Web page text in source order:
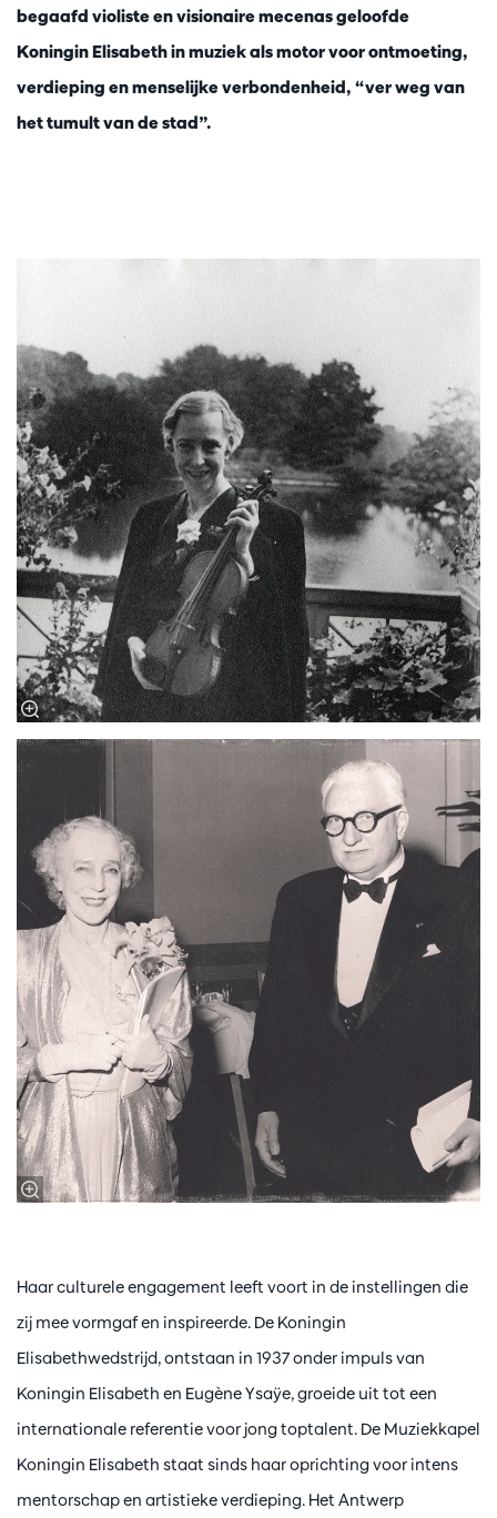
begaafd violiste en visionaire mecenas geloofde
Koningin Elisabeth in muziek als motor voor ontmoeting,
verdieping en menselijke verbondenheid, “ver weg van
het tumult van de stad”.
Haar culturele engagement leeft voort in de instellingen die
zij mee vormgaf en inspireerde. De Koningin
Elisabethwedstrijd, ontstaan in 1937 onder impuls van
Koningin Elisabeth en Eugène Ysaÿe, groeide uit tot een
internationale referentie voor jong toptalent. De Muziekkapel
Koningin Elisabeth staat sinds haar oprichting voor intens
mentorschap en artistieke verdieping. Het Antwerp